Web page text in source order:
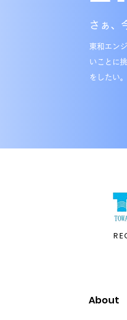
さぁ、
東和エン
いことに
をしたい
About